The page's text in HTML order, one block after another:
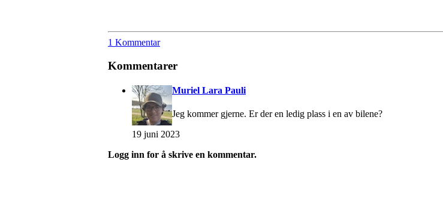
1 Kommentar
Kommentarer
Muriel Lara Pauli
Jeg kommer gjerne. Er der en ledig plass i en av bilene?
19 juni 2023
Logg inn for å skrive en kommentar.